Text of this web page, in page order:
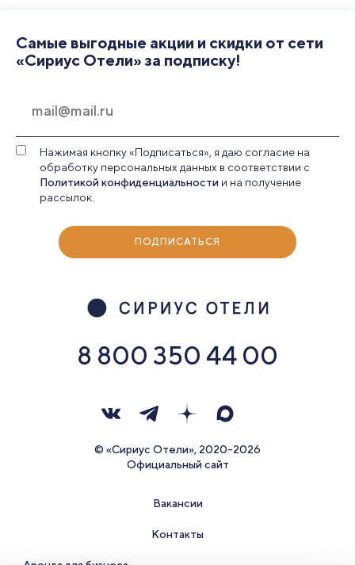
8 800 350 44 00
© «Сириус Отели», 2020-2026
Официальный сайт
Вакансии
Контакты
Самые выгодные акции и скидки от сети
«Сириус Отели» за подписку!
Нажимая кнопку «Подписаться», я даю согласие на
обработку персональных данных в соответствии с
Политикой конфиденциальности и на получение
рассылок.
ПОДПИСАТЬСЯ